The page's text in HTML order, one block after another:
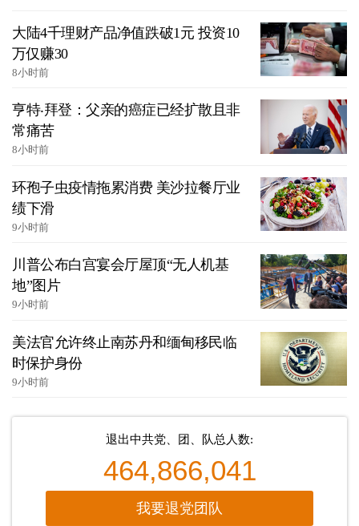
大陆4千理财产品净值跌破1元 投资10
万仅赚30
8小时前
亨特‧拜登：父亲的癌症已经扩散且非
常痛苦
8小时前
环孢子虫疫情拖累消费 美沙拉餐厅业
绩下滑
9小时前
川普公布白宫宴会厅屋顶“无人机基
地”图片
9小时前
美法官允许终止南苏丹和缅甸移民临
时保护身份
9小时前
退出中共党、团、队总人数:
464,866,041
我要退党团队